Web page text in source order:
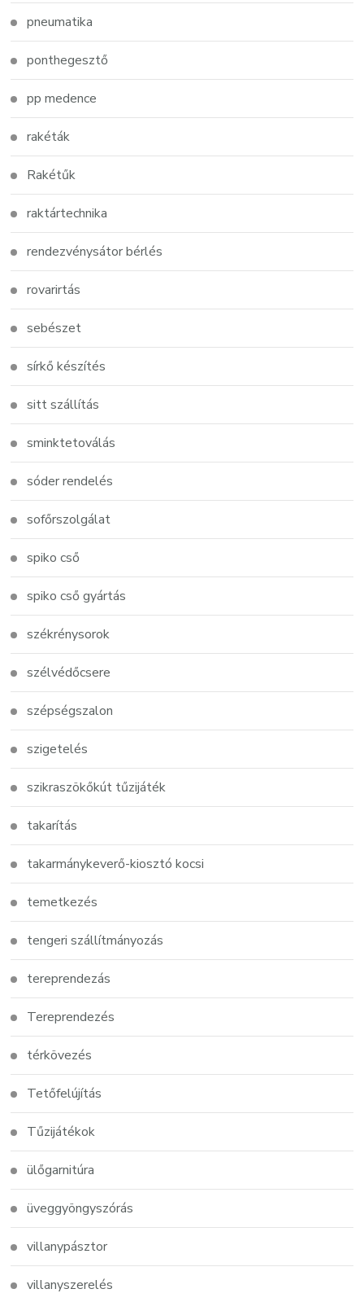
pneumatika
ponthegesztő
pp medence
rakéták
Rakétűk
raktártechnika
rendezvénysátor bérlés
rovarirtás
sebészet
sírkő készítés
sitt szállítás
sminktetoválás
sóder rendelés
sofőrszolgálat
spiko cső
spiko cső gyártás
székrénysorok
szélvédőcsere
szépségszalon
szigetelés
szikraszökőkút tűzijáték
takarítás
takarmánykeverő-kiosztó kocsi
temetkezés
tengeri szállítmányozás
tereprendezás
Tereprendezés
térkövezés
Tetőfelújítás
Tűzijátékok
ülőgarnitúra
üveggyöngyszórás
villanypásztor
villanyszerelés